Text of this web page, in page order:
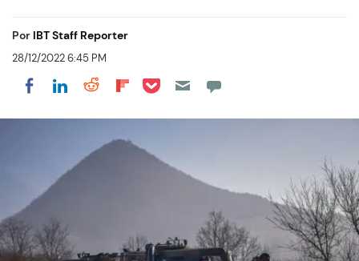
Por IBT Staff Reporter
28/12/2022 6:45 PM
Share on Facebook
Share on LinkedIn
Share on Reddit
Share on Flipboard
Share on Pocket